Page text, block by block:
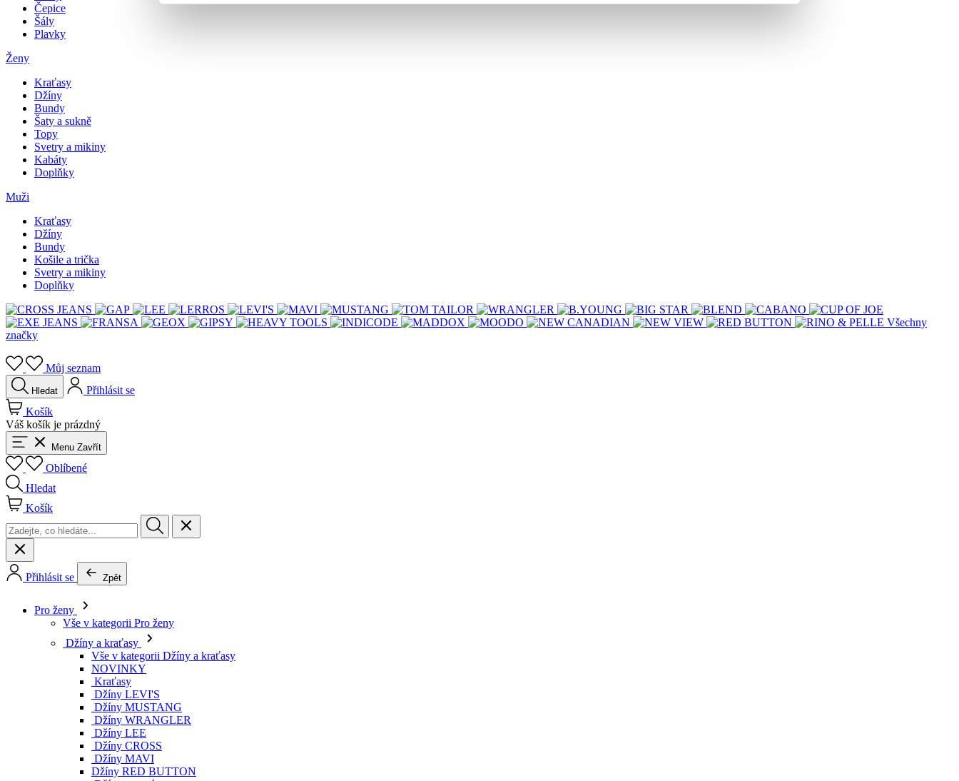
Čepice
Šály
Plavky
Ženy
Kraťasy
Džíny
Bundy
Šaty a sukně
Topy
Svetry a mikiny
Kabáty
Doplňky
Muži
Kraťasy
Džíny
Bundy
Košile a trička
Svetry a mikiny
Doplňky
Všechny
značky
Můj seznam
Hledat
Přihlásit se
Košík
Váš košík je prázdný
Menu Zavřít
Oblíbené
Hledat
Košík
Přihlásit se Zpět
Pro ženy
Vše v kategorii Pro ženy
Džíny a kraťasy
Vše v kategorii Džíny a kraťasy
NOVINKY
Kraťasy
Džíny LEVI'S
Džíny MUSTANG
Džíny WRANGLER
Džíny LEE
Džíny CROSS
Džíny MAVI
Džíny RED BUTTON